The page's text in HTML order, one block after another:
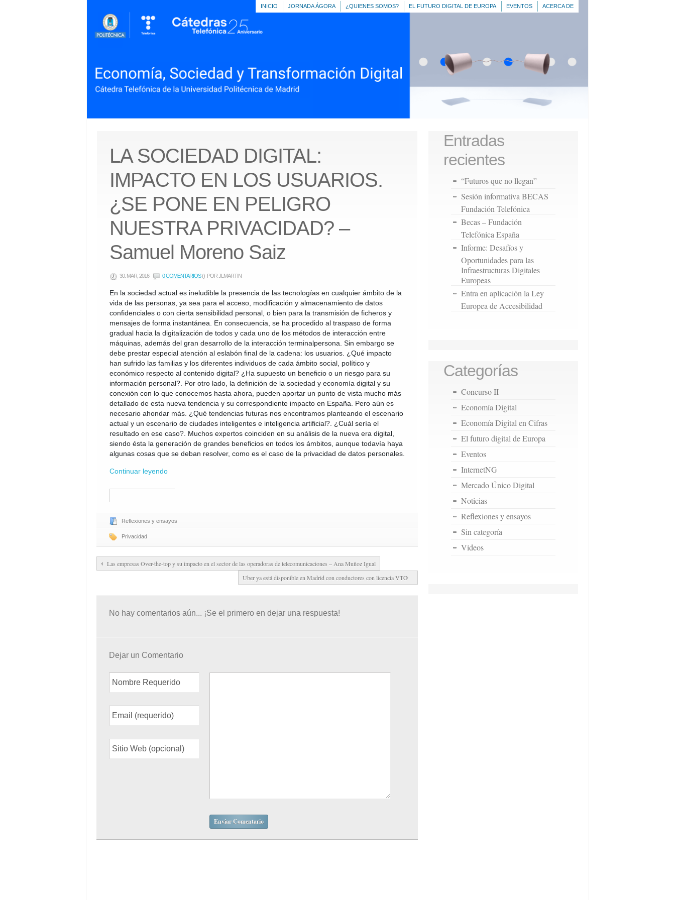
INICIO JORNADA ÁGORA ¿QUIENES SOMOS? EL FUTURO DIGITAL DE EUROPA EVENTOS ACERCA DE
LA SOCIEDAD DIGITAL:
IMPACTO EN LOS USUARIOS.
¿SE PONE EN PELIGRO
NUESTRA PRIVACIDAD? –
Samuel Moreno Saiz
30. MAR, 2016 0 COMENTARIOS() POR JLMARTIN
En la sociedad actual es ineludible la presencia de las tecnologías en cualquier ámbito de la
vida de las personas, ya sea para el acceso, modificación y almacenamiento de datos
confidenciales o con cierta sensibilidad personal, o bien para la transmisión de ficheros y
mensajes de forma instantánea. En consecuencia, se ha procedido al traspaso de forma
gradual hacia la digitalización de todos y cada uno de los métodos de interacción entre
máquinas, además del gran desarrollo de la interacción terminalpersona. Sin embargo se
debe prestar especial atención al eslabón final de la cadena: los usuarios. ¿Qué impacto
han sufrido las familias y los diferentes individuos de cada ámbito social, político y
económico respecto al contenido digital? ¿Ha supuesto un beneficio o un riesgo para su
información personal?. Por otro lado, la definición de la sociedad y economía digital y su
conexión con lo que conocemos hasta ahora, pueden aportar un punto de vista mucho más
detallado de esta nueva tendencia y su correspondiente impacto en España. Pero aún es
necesario ahondar más. ¿Qué tendencias futuras nos encontramos planteando el escenario
actual y un escenario de ciudades inteligentes e inteligencia artificial?. ¿Cuál sería el
resultado en ese caso?. Muchos expertos coinciden en su análisis de la nueva era digital,
siendo ésta la generación de grandes beneficios en todos los ámbitos, aunque todavía haya
algunas cosas que se deban resolver, como es el caso de la privacidad de datos personales.
Continuar leyendo
Reflexiones y ensayos
Privacidad
Las empresas Over-the-top y su impacto en el sector de las operadoras de telecomunicaciones – Ana Muñoz Igual
Uber ya está disponible en Madrid con conductores con licencia VTC
No hay comentarios aún... ¡Se el primero en dejar una respuesta!
Dejar un Comentario
Entradas
recientes
“Futuros que no llegan”
Sesión informativa BECAS
Fundación Telefónica
Becas – Fundación
Telefónica España
Informe: Desafíos y
Oportunidades para las
Infraestructuras Digitales
Europeas
Entra en aplicación la Ley
Europea de Accesibilidad
Categorías
Concurso II
Economía Digital
Economía Digital en Cifras
El futuro digital de Europa
Eventos
InternetNG
Mercado Único Digital
Noticias
Reflexiones y ensayos
Sin categoría
Videos